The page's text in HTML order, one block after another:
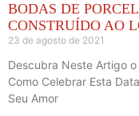
BODAS DE
CONSTRUÍDO AO
23 de agosto de 2021
Descubra Neste Artigo
Como Celebrar Esta
Seu Amor